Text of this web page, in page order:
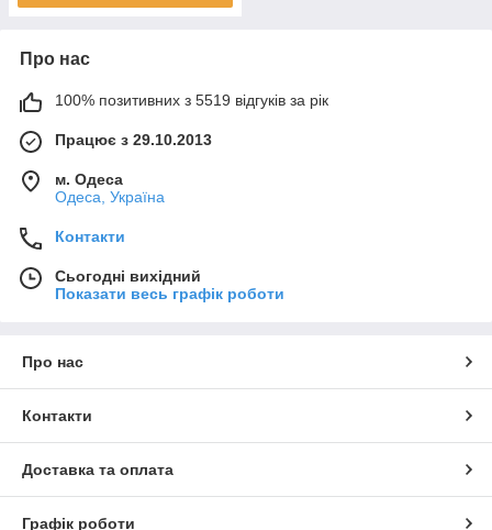
Про нас
100% позитивних з 5519 відгуків за рік
Працює з 29.10.2013
м. Одеса
Одеса, Україна
Контакти
Сьогодні вихідний
Показати весь графік роботи
Про нас
Контакти
Доставка та оплата
Графік роботи